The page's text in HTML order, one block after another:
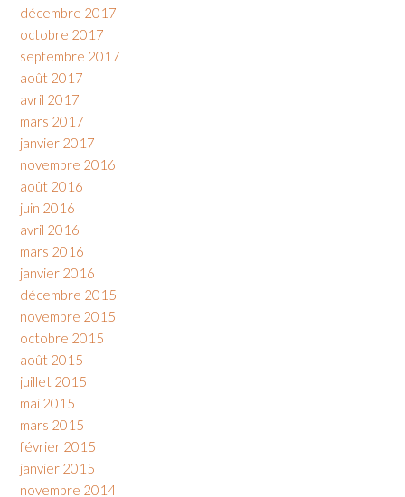
décembre 2017
octobre 2017
septembre 2017
août 2017
avril 2017
mars 2017
janvier 2017
novembre 2016
août 2016
juin 2016
avril 2016
mars 2016
janvier 2016
décembre 2015
novembre 2015
octobre 2015
août 2015
juillet 2015
mai 2015
mars 2015
février 2015
janvier 2015
novembre 2014